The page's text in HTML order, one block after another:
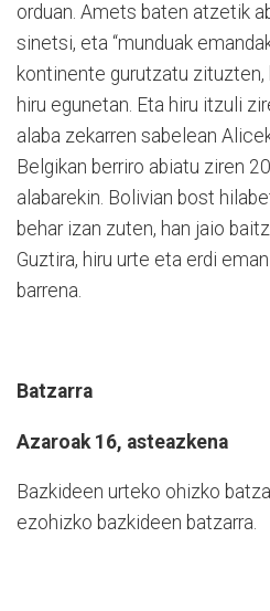
orduan. Amets baten atzetik
sinetsi, eta “munduak
kontinente gurutzatu zituzten,
hiru egunetan. Eta hiru itzuli
alaba zekarren sabelean
Belgikan berriro abiatu ziren
alabarekin. Bolivian bost
behar izan zuten, han jaio
Guztira, hiru urte eta erdi
barrena.
Batzarra
Azaroak 16, asteazkena
Bazkideen urteko ohizko
ezohizko bazkideen batzarra.